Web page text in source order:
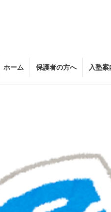
ホーム 保護者の方へ 入塾案